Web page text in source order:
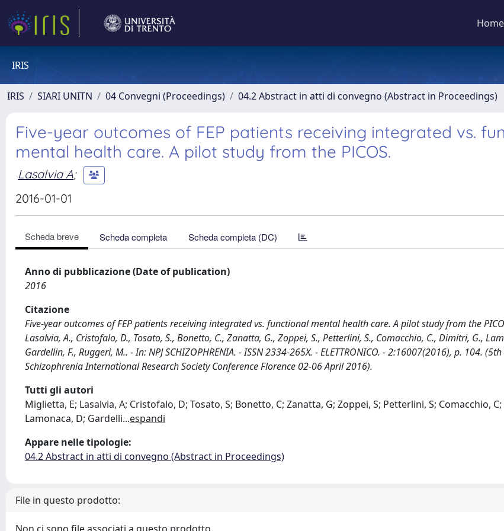
Home
IRIS
IRIS SIARI UNITN 04 Convegni (Proceedings) 04.2 Abstract in atti di convegno (Abstract in Proceedings)
Five-year outcomes of FEP patients receiving integrated vs.
mental health care. A pilot study from the PICOS.
Lasalvia A;
2016-01-01
Scheda breve Scheda completa Scheda completa (DC)
Anno di pubblicazione (Date of publication)
2016
Citazione
Five-year outcomes of FEP patients receiving integrated vs. functional mental health care. A pilot study from the
Lasalvia, A., Cristofalo, D., Tosato, S., Bonetto, C., Zanatta, G., Zoppei, S., Petterlini, S., Comacchio, C., Dimitri, G.,
Gardellin, F., Ruggeri, M.. - In: NPJ SCHIZOPHRENIA. - ISSN 2334-265X. - ELETTRONICO. - 2:16007(2016), p. 104.
Schizophrenia International Research Society Conference Florence 02-06 April 2016).
Tutti gli autori
Miglietta, E; Lasalvia, A; Cristofalo, D; Tosato, S; Bonetto, C; Zanatta, G; Zoppei, S; Petterlini, S; Comacchio,
Lamonaca, D; Gardelli...espandi
Appare nelle tipologie:
04.2 Abstract in atti di convegno (Abstract in Proceedings)
File in questo prodotto: